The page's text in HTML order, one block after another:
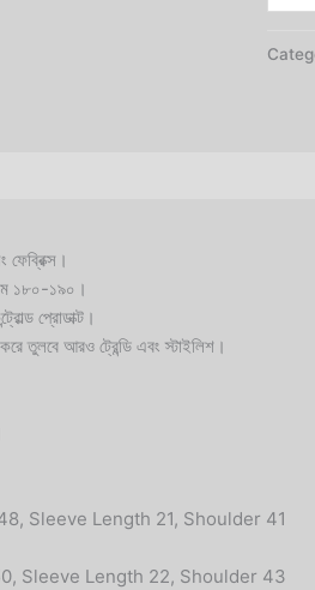
১৮০-১৯০।
প্রোডাক্ট।
তুলবে আরও ট্রেন্ডি এবং স্টাইলিশ।
Sleeve Length 21, Shoulder 41
Sleeve Length 22, Shoulder 43